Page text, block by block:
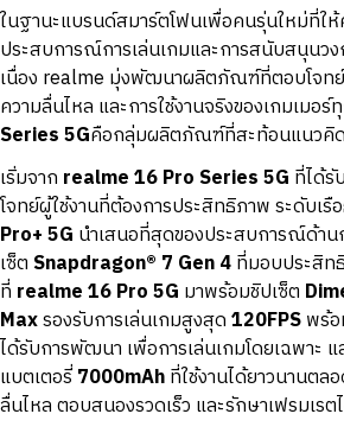
ในฐานะแบรนด์สมาร์ตโฟนเพื่อคนรุ่นใหม่ที่ใ
ประสบการณ์การเล่นเกมและการสนับสนุนว
เนื่อง realme มุ่งพัฒนาผลิตภัณฑ์ที่ตอบโจท
ความลื่นไหล และการใช้งานจริงของเกมเมอร์
Series 5Gคือกลุ่มผลิตภัณฑ์ที่สะท้อนแนวคิด
เริ่มจาก realme 16 Pro Series 5G ที่ได้รั
โจทย์ผู้ใช้งานที่ต้องการประสิทธิภาพ ระดับเรื
Pro+ 5G นำเสนอที่สุดของประสบการณ์ด้าน
เซ็ตSnapdragon® 7 Gen 4ที่มอบประสิ
ที่ realme 16 Pro 5G มาพร้อมชิปเซ็ต
Maxรองรับการเล่นเกมสูงสุด120FPSพร้
ได้รับการพัฒนา เพื่อการเล่นเกมโดยเฉพาะ แ
แบตเตอรี่7000mAhที่ใช้งานได้ยาวนานตล
ลื่นไหล ตอบสนองรวดเร็ว และรักษาเฟรมเรต